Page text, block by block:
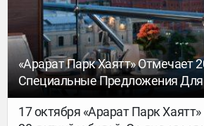
«Арарат Парк Хаятт» Отмечает
Специальные Предложения Для
Вкусные Комплименты До
17 октября «Арарат Парк